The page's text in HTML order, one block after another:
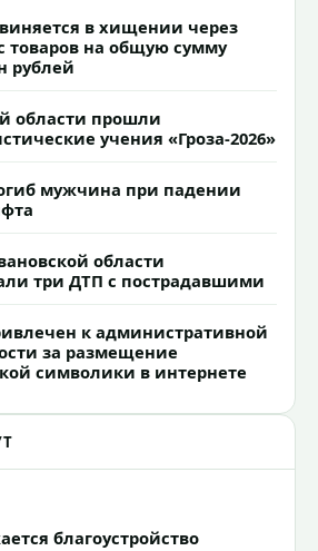
в хищении через
товаров на общую сумму
рублей
области прошли
учения «Гроза-2026»
мужчина при падении
области
три ДТП с пострадавшими
к административной
за размещение
символики в интернете
благоустройство